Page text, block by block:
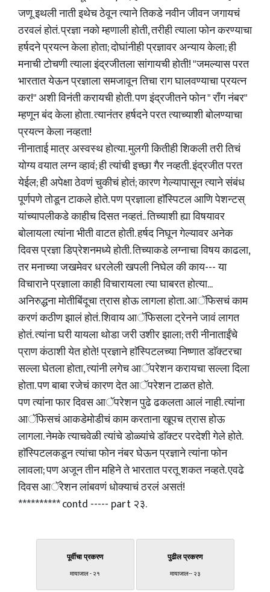
जणू इथली नाती इथेच ठेवून त्याने तिकडे नवीन जीवन जगायचं
ठरवलं होतं. प्रज्ञा नको म्हणाली होती, तरीही त्याला फोन करण्याचा
हर्षदने प्रयत्न केला होता; दोघांनीही प्रज्ञावर अन्याय केला; ही
मनाची टोचणी त्याला इंद्रजीतला सांगायची होती! "जमल्यास परत
भारतात येऊन प्रज्ञाला समजावून तिचा राग घालवण्याचा प्रयत्न
कर!" अशी विनंती करायची होती. पण इंद्रजीतने फोन " राँग नंबर"
म्हणून बंद केला होता. त्यानंतर हर्षदने परत त्याच्याशी बोलण्याचा
प्रयत्न केला नव्हता!
नीनाताई मात्र अस्वस्थ होत्या. मुलगी कितीही शिकली तरी तिचं
योग्य वयात लग्न व्हावं; ही त्यांची इच्छा गैर नव्हती. इंद्रजीत परत
येईल; ही अपेक्षा ठेवणं चुकीचं होतं; कारण गेल्यापासून त्याने संबंध
पूर्णपणे तोडून टाकले होते. पण प्रज्ञाला हाॅस्पिटल आणि पेशन्टस्
यांच्यापलीकडे काहीच दिसत नव्हतं.. तिच्याशी ह्या विषयावर
बोलायला त्यांना भीती वाटत होती. हर्षद निघून गेल्यावर अनेक
दिवस प्रज्ञा डिप्रेशनमध्ये होती. तिच्याकडे लग्नाचा विषय काढला,
तर मनाच्या जखमेवर धरलेली खपली निघेल की काय--- या
विचाराने प्रज्ञाला काही विचारायला त्या घाबरत होत्या...
अनिरुद्धना मोतीबिंदूचा त्रास होऊ लागला होता. आॅफिसचं काम
करणं कठीण झालं होतं. शिवाय आॅफिसला ट्रेनने जावं लागत
होतं. त्यांना घरी यायला थोडा जरी उशीर झाला; तरी नीनाताईंचे
प्राण कंठाशी येत होते! प्रज्ञाने हाॅस्पिटलच्या निष्णात डाॅक्टरचा
सल्ला घेतला होता, त्यांनी लगेच आॅपरेशन करायचा सल्ला दिला
होता. पण बाबा रजेचं कारण देत आॅपरेशन टाळत होते.
पण त्यांना फार दिवस आॅपरेशन पुढे ढकलता आलं नाही. त्यांना
आॅफिसचं आकडेमोडीचं काम करताना खूपच त्रास होऊ
लागला. नेमके त्याचवेळी त्यांचे डोळ्यांचे डाॅक्टर परदेशी गेले होते.
हाॅस्पिटलकडून त्यांचा फोन नंबर घेऊन प्रज्ञाने त्यांना फोन
लावला; पण अजून तीन महिने ते भारतात परतू शकत नव्हते. एवढे
दिवस आॅरेशन लांबवणं धोक्याचं ठरलं असतं!
********** contd ----- part २३.
पूर्वीचा प्रकरण
मायाजाल - २१
पुढील प्रकरण
मायाजाल-- २३